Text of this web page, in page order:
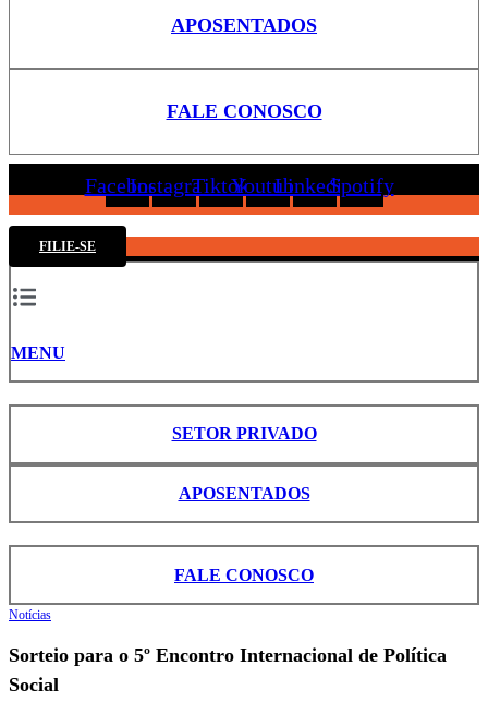
APOSENTADOS
FALE CONOSCO
FacebookInstagramTiktokYoutubeLinkedinSpotify
FILIE-SE
MENU
SETOR PRIVADO
APOSENTADOS
FALE CONOSCO
Notícias
Sorteio para o 5º Encontro Internacional de Política
Social